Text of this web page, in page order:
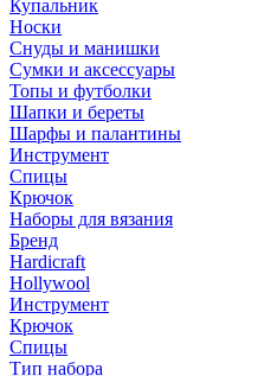
Купальник
Носки
Снуды и манишки
Сумки и аксессуары
Топы и футболки
Шапки и береты
Шарфы и палантины
Инструмент
Спицы
Крючок
Наборы для вязания
Бренд
Hardicraft
Hollywool
Инструмент
Крючок
Спицы
Тип набора